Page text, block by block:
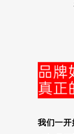
我们一开